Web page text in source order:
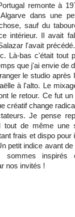
remonte à
dans une
sauf du
intérieur. Il avait
l'avait
Là-bas c'était tout
que j'ai envie de
le studio après
à l'alto. Le
le retour. Ce fut
créatif change
Je pense
de même une
frais et dispo
petit indice avant
sommes
nos invités !